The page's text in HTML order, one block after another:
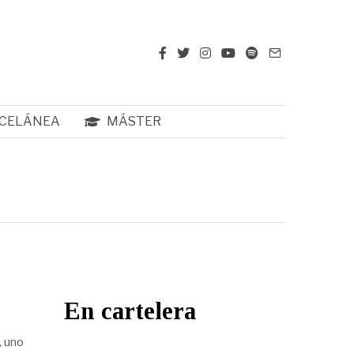
MÁSTER
uno
En cartelera